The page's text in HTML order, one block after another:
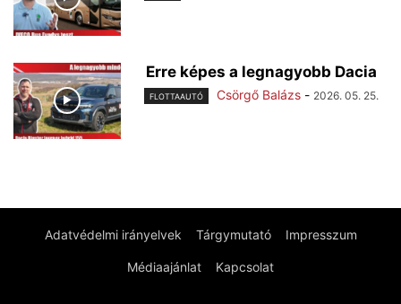
Erre képes a legnagyobb Dacia
FLOTTAAUTÓ Csörgő Balázs - 2026. 05. 25.
Adatvédelmi irányelvek Tárgymutató Impresszum
Médiaajánlat Kapcsolat